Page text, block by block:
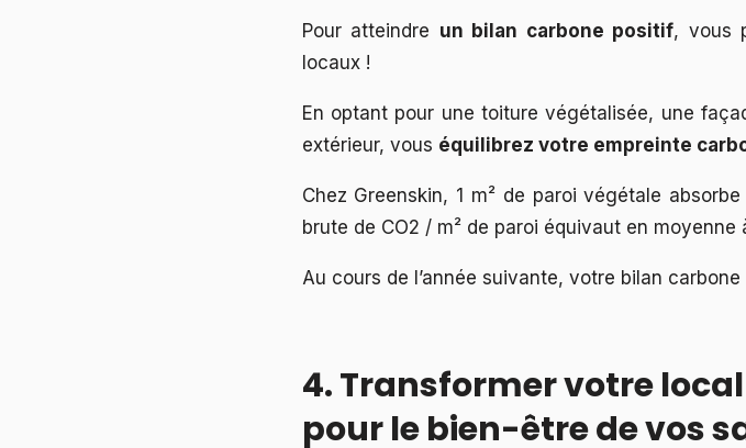
Pour atteindre un bilan carbone positif, vous
locaux !
En optant pour une toiture végétalisée, une
extérieur, vous équilibrez votre empreinte
Chez Greenskin, 1 m² de paroi végétale
brute de CO2 / m² de paroi équivaut en
Au cours de l’année suivante, votre bilan
4. Transformer votre
pour le bien-être de vos